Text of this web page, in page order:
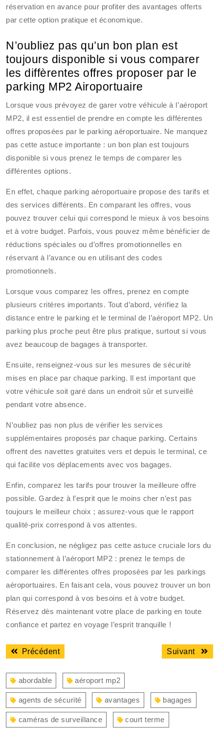
réservation en avance pour profiter des avantages offerts
par cette option pratique et économique.
N’oubliez pas qu’un bon plan est
toujours disponible si vous comparer
les diffèrentes offres proposer par le
parking MP2 Airoportuaire
Lorsque vous prévoyez de garer votre véhicule à l’aéroport
MP2, il est essentiel de prendre en compte les différentes
offres proposées par le parking aéroportuaire. Ne manquez
pas cette astuce importante : un bon plan est toujours
disponible si vous prenez le temps de comparer les
différentes options.
En effet, chaque parking aéroportuaire propose des tarifs et
des services différents. En comparant les offres, vous
pouvez trouver celui qui correspond le mieux à vos besoins
et à votre budget. Parfois, vous pouvez même bénéficier de
réductions spéciales ou d’offres promotionnelles en
réservant à l’avance ou en utilisant des codes
promotionnels.
Lorsque vous comparez les offres, prenez en compte
plusieurs critères importants. Tout d’abord, vérifiez la
distance entre le parking et le terminal de l’aéroport MP2. Un
parking plus proche peut être plus pratique, surtout si vous
avez beaucoup de bagages à transporter.
Ensuite, renseignez-vous sur les mesures de sécurité
mises en place par chaque parking. Il est important que
votre véhicule soit garé dans un endroit sûr et surveillé
pendant votre absence.
N’oubliez pas non plus de vérifier les services
supplémentaires proposés par chaque parking. Certains
offrent des navettes gratuites vers et depuis le terminal, ce
qui facilite vos déplacements avec vos bagages.
Enfin, comparez les tarifs pour trouver la meilleure offre
possible. Gardez à l’esprit que le moins cher n’est pas
toujours le meilleur choix ; assurez-vous que le rapport
qualité-prix correspond à vos attentes.
En conclusion, ne négligez pas cette astuce cruciale lors du
stationnement à l’aéroport MP2 : prenez le temps de
comparer les différentes offres proposées par les parkings
aéroportuaires. En faisant cela, vous pouvez trouver un bon
plan qui correspond à vos besoins et à votre budget.
Réservez dès maintenant votre place de parking en toute
confiance et partez en voyage l’esprit tranquille !
Navigation
de
l’article
PrécédentArticle
Suivant
abordable aéroport mp2
agents de sécurité avantages bagages
caméras de surveillance court terme